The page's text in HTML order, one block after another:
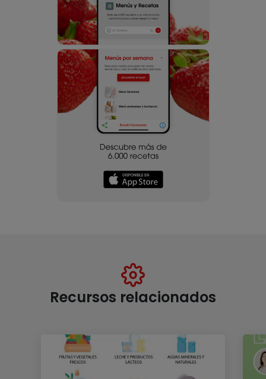
Recursos relacionados